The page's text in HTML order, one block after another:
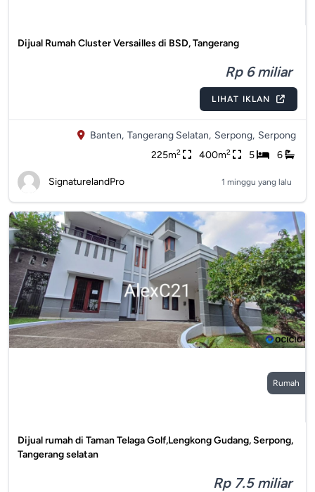
Dijual Rumah Cluster Versailles di BSD, Tangerang
Rp 6 miliar
LIHAT IKLAN
Banten, Tangerang Selatan, Serpong, Serpong
225m2 400m2 5 6
SignaturelandPro 1 minggu yang lalu
Rumah
Dijual rumah di Taman Telaga Golf,Lengkong Gudang, Serpong,
Tangerang selatan
Rp 7.5 miliar